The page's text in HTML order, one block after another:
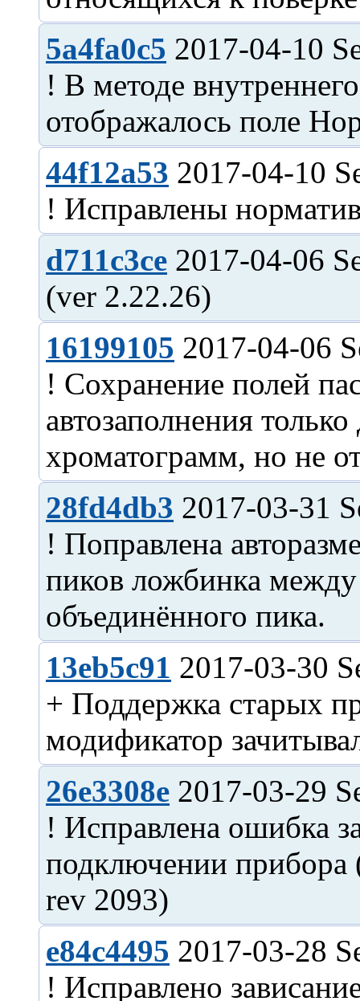
5a4fa0c5 2017-04-10
! В методе
44f12a53 2017-04-10
d711c3ce 2017-04-06
16199105 2017-04-06
! Сохранение полей
автозаполнения
28fd4db3 2017-03-31
! Поправлена
пиков ложбинка
13eb5c91 2017-03-30
+ Поддержка старых
26e3308e 2017-03-29
! Исправлена ошибка
подключении прибора
e84c4495 2017-03-28
! Исправлено